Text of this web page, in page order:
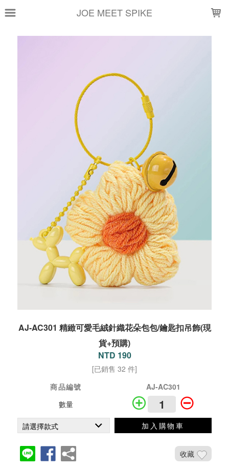
JOE MEET SPIKE
AJ-AC301 精緻可愛毛絨針織花朵包包/鑰匙扣吊飾(現
貨+預購)
NTD 190
[已銷售 32 件]
商品編號
AJ-AC301
數量
加入購物車
收藏